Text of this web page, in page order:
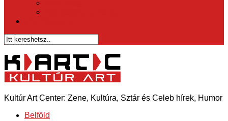
Kultúr Art Center: Zene, Kultúra, Sztár és Celeb hírek, Humor
Belföld